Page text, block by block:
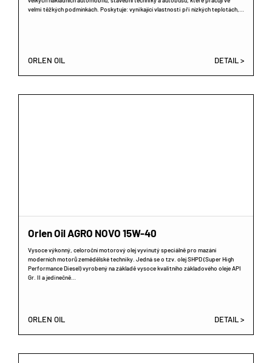
velmi těžkých podmínkách. Poskytuje: vynikající vlastnosti při nízkých teplotách,…
ORLEN OIL DETAIL >
Orlen Oil AGRO NOVO 15W-40
Vysoce výkonný, celoroční motorový olej vyvinutý speciálně pro mazání
moderních motorů zemědělské techniky. Jedná se o tzv. olej SHPD (Super High
Performance Diesel) vyrobený na základě vysoce kvalitního základového oleje API
Gr. II a jedinečně…
ORLEN OIL DETAIL >